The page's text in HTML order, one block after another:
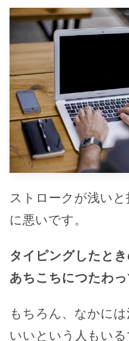
ストロークが浅い
に悪いです。
タイピングしたと
あちこちにつたわっ
もちろん、なかに
いいという人もいる